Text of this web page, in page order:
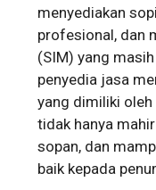
menyediakan
profesional, dan
(SIM) yang
penyedia jasa
yang dimiliki
tidak hanya
sopan, dan
baik kepada